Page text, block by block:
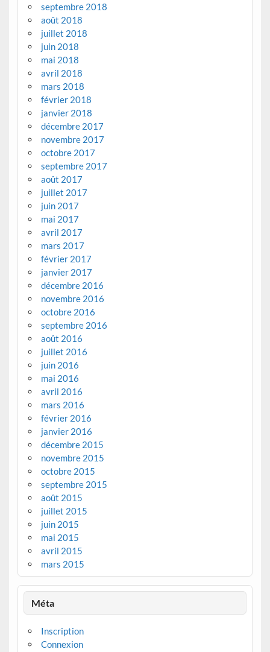
septembre 2018
août 2018
juillet 2018
juin 2018
mai 2018
avril 2018
mars 2018
février 2018
janvier 2018
décembre 2017
novembre 2017
octobre 2017
septembre 2017
août 2017
juillet 2017
juin 2017
mai 2017
avril 2017
mars 2017
février 2017
janvier 2017
décembre 2016
novembre 2016
octobre 2016
septembre 2016
août 2016
juillet 2016
juin 2016
mai 2016
avril 2016
mars 2016
février 2016
janvier 2016
décembre 2015
novembre 2015
octobre 2015
septembre 2015
août 2015
juillet 2015
juin 2015
mai 2015
avril 2015
mars 2015
Méta
Inscription
Connexion